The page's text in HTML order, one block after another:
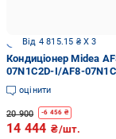
Від 4 815.15 ₴ X 3
Кондиціонер Midea
07N1C2D-I/AF8-
панель AF8 Forest DC
оцінити
20 900 -6 456 ₴
14 444 ₴/шт.